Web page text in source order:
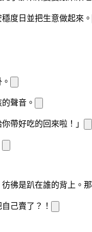
度日並把生意做起來。
的聲音。
帶好吃的回來啦！」
彿是趴在誰的背上。
己賣了？！